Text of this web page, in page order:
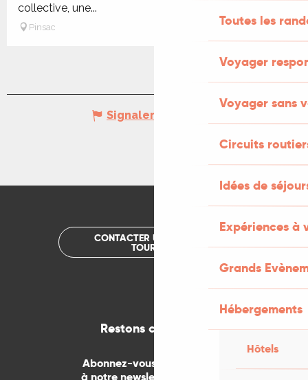
Toutes les
Voyager
Voyager sans
Circuits
Idées de
Expériences à
Grands
Hébergements
Hôtels
collective, une...
Pinsac
Signaler une erreur
CONTACTER UN OFFICE DE
TOURISME
Restons connectés
Abonnez-vous gratuitement
à notre newsletter mensuelle